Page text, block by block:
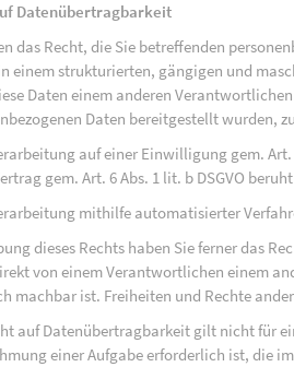
Datenübertragbarkeit
das Recht, die Sie betreffenden
einem strukturierten, gängigen und
Daten einem anderen
Daten bereitgestellt wurden,
auf einer Einwilligung gem. Art.
gem. Art. 6 Abs. 1 lit. b DSGVO
mithilfe automatisierter
dieses Rechts haben Sie ferner das
von einem Verantwortlichen einem
machbar ist. Freiheiten und Rechte
auf Datenübertragbarkeit gilt nicht für
einer Aufgabe erforderlich ist, die